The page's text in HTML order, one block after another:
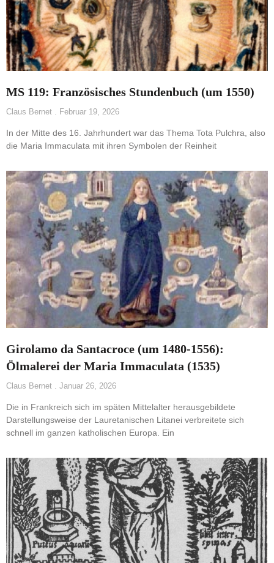
MS 119: Französisches Stundenbuch (um 1550)
Claus Bernet Februar 19, 2026
In der Mitte des 16. Jahrhundert war das Thema Tota Pulchra, also
die Maria Immaculata mit ihren Symbolen der Reinheit
Girolamo da Santacroce (um 1480-1556):
Ölmalerei der Maria Immaculata (1535)
Claus Bernet Januar 26, 2026
Die in Frankreich sich im späten Mittelalter herausgebildete
Darstellungsweise der Lauretanischen Litanei verbreitete sich
schnell im ganzen katholischen Europa. Ein